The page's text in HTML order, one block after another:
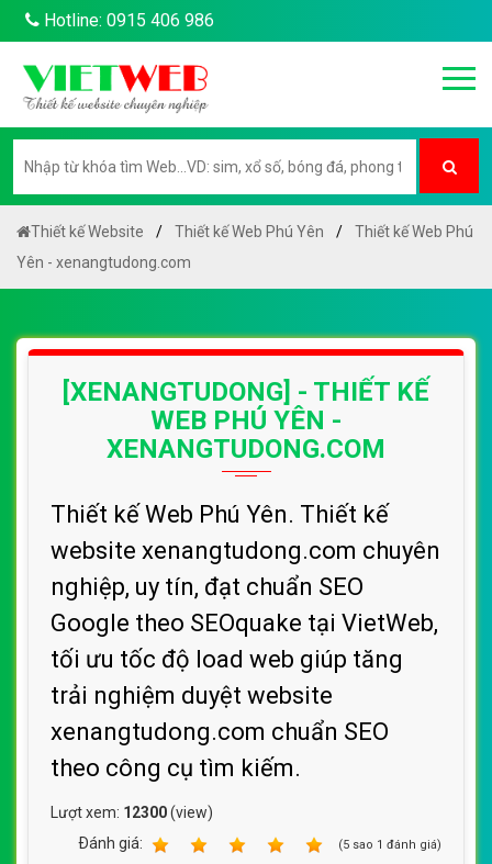
Hotline: 0915 406 986
Thiết kế Website Thiết kế Web Phú Yên
Thiết kế Web Phú
Yên - xenangtudong.com
[XENANGTUDONG] - THIẾT KẾ
WEB PHÚ YÊN -
XENANGTUDONG.COM
Thiết kế Web Phú Yên. Thiết kế
website xenangtudong.com chuyên
nghiệp, uy tín, đạt chuẩn SEO
Google theo SEOquake tại VietWeb,
tối ưu tốc độ load web giúp tăng
trải nghiệm duyệt website
xenangtudong.com chuẩn SEO
theo công cụ tìm kiếm.
Lượt xem: 12300(view)
Ðánh giá:
(5 sao 1 đánh giá)